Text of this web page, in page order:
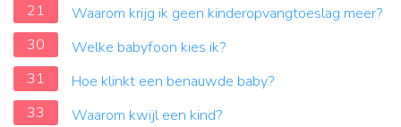
21
Waarom krijg ik geen kinderopvangtoeslag meer?
30
Welke babyfoon kies ik?
31
Hoe klinkt een benauwde baby?
33
Waarom kwijl een kind?